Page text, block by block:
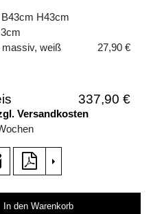
H43cm
weiß
27,90 €
337,90 €
Versandkosten
>
In den Warenkorb